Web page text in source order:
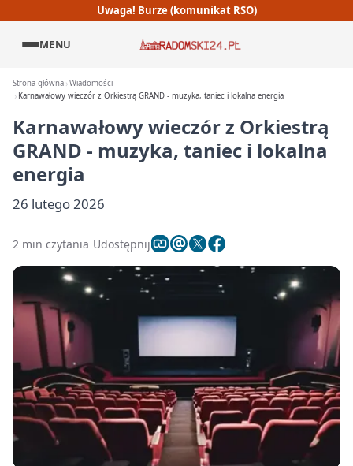
Uwaga! Burze (komunikat RSO)
MENU
Strona główna Wiadomości
Karnawałowy wieczór z Orkiestrą GRAND - muzyka, taniec i lokalna energia
Karnawałowy wieczór z Orkiestrą
GRAND - muzyka, taniec i lokalna
energia
26 lutego 2026
2 min czytania Udostępnij